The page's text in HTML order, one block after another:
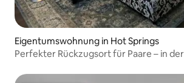
Eigentumswohnung in Hot Springs
Perfekter Rückzugsort für Paare – in